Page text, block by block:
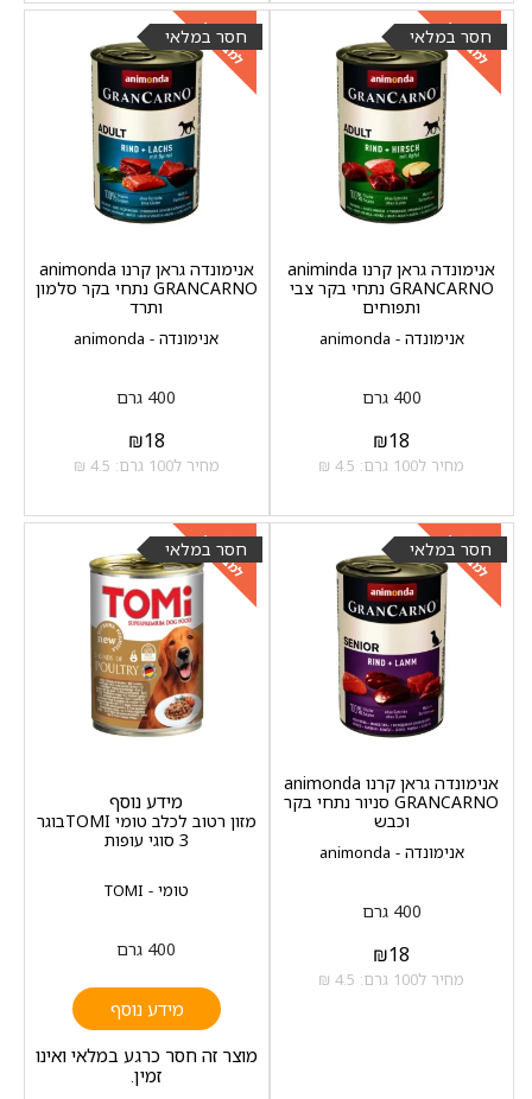
כנסו
למבצעים
חסר במלאי
אנימונדה - animonda
אנימונדה גראן קרנו animinda
GRANCARNO נתחי בקר צבי
ותפוחים
400 גרם
₪18
מחיר ל100 גרם: 4.5 ₪
כנסו
למבצעים
חסר במלאי
אנימונדה - animonda
אנימונדה גראן קרנו animonda
GRANCARNO נתחי בקר סלמון
ותרד
400 גרם
₪18
מחיר ל100 גרם: 4.5 ₪
כנסו
למבצעים
חסר במלאי
אנימונדה - animonda
אנימונדה גראן קרנו animonda
GRANCARNO סניור נתחי בקר
וכבש
400 גרם
₪18
מחיר ל100 גרם: 4.5 ₪
כנסו
למבצעים
חסר במלאי
טומי - TOMI
מזון רטוב לכלב טומי TOMIבוגר
3 סוגי עופות
400 גרם
מידע נוסף
מוצר זה חסר כרגע במלאי ואינו
זמין.
מידע נוסף